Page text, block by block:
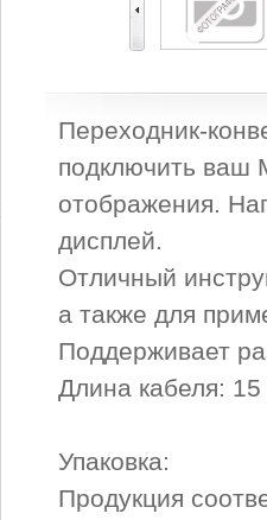
Переходник-
подключить ваш
отображения.
дисплей.
Отличный
а также для
Поддерживает
Длина кабеля:
Упаковка:
Продукция